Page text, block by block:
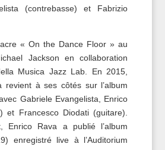
(contrebasse) et Fabrizio
« On the Dance Floor » au
Jackson en collaboration
Musica Jazz Lab. En 2015,
revient à ses côtés sur l’album
Gabriele Evangelista, Enrico
et Francesco Diodati (guitare).
Enrico Rava a publié l’album
enregistré live à l’Auditorium